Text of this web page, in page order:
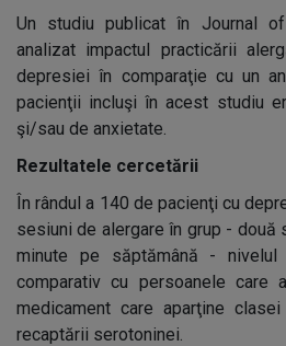
Un studiu publicat în Journal
analizat impactul practicării
depresiei în comparaţie cu un
pacienţii incluşi în acest studiu
şi/sau de anxietate.
Rezultatele cercetării
În rândul a 140 de pacienţi cu
sesiuni de alergare în grup - două
minute pe săptămână -
comparativ cu persoanele care
medicament care aparţine
recaptării serotoninei.